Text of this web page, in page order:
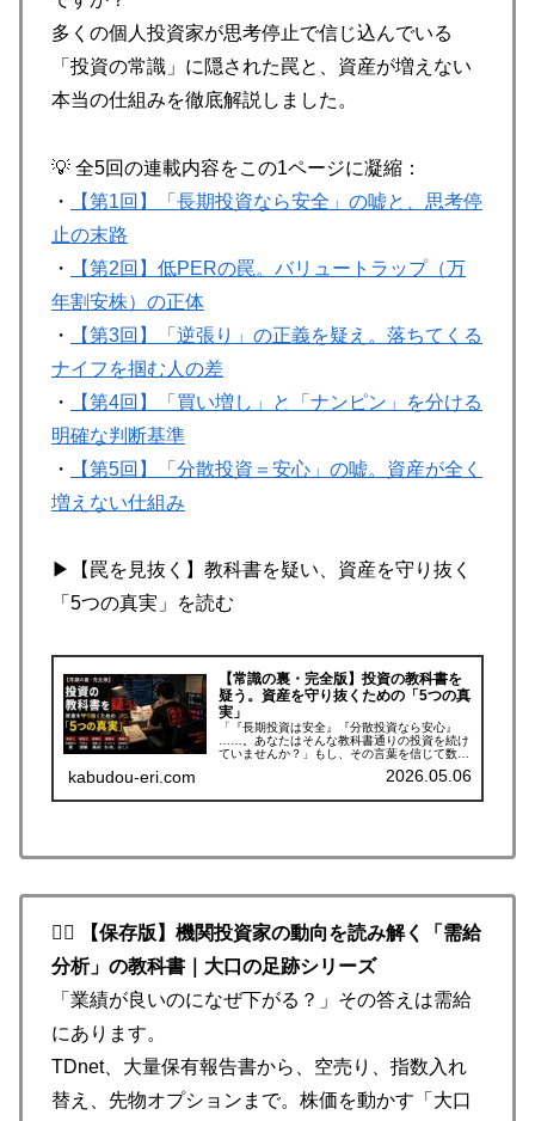
多くの個人投資家が思考停止で信じ込んでいる
「投資の常識」に隠された罠と、資産が増えない
本当の仕組みを徹底解説しました。
💡 全5回の連載内容をこの1ページに凝縮：
・
【第1回】「長期投資なら安全」の嘘と、思考停
止の末路
・
【第2回】低PERの罠。バリュートラップ（万
年割安株）の正体
・
【第3回】「逆張り」の正義を疑え。落ちてくる
ナイフを掴む人の差
・
【第4回】「買い増し」と「ナンピン」を分ける
明確な判断基準
・
【第5回】「分散投資＝安心」の嘘。資産が全く
増えない仕組み
▶【罠を見抜く】教科書を疑い、資産を守り抜く
「5つの真実」を読む
【常識の裏・完全版】投資の教科書を
疑う。資産を守り抜くための「5つの真
実」
「『長期投資は安全』『分散投資なら安心』
……。あなたはそんな教科書通りの投資を続け
ていませんか？」もし、その言葉を信じて数年
したら、あなたの投資手法ではなく「常識」そ
kabudou-eri.com 2026.05.06
🕵️‍♂️ 【保存版】機関投資家の動向を読み解く「需給
分析」の教科書｜大口の足跡シリーズ
「業績が良いのになぜ下がる？」その答えは需給
にあります。
TDnet、大量保有報告書から、空売り、指数入れ
替え、先物オプションまで。株価を動かす「大口